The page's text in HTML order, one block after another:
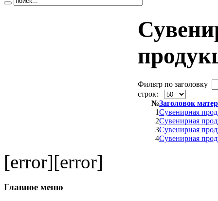
Фильтр по заголовку
строк:
№Заголовок
1Сувенирная
2Сувенирная
3Сувенирная
4Сувенирная
[error][error]
Главное меню